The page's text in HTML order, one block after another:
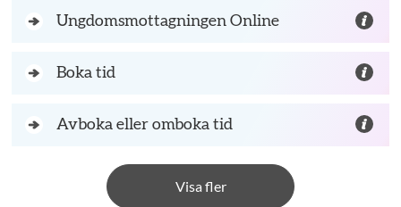
Ungdomsmottagningen Online
Boka tid
Avboka eller omboka tid
Visa fler